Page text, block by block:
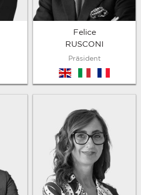
Felice
RUSCONI
Präsident
en